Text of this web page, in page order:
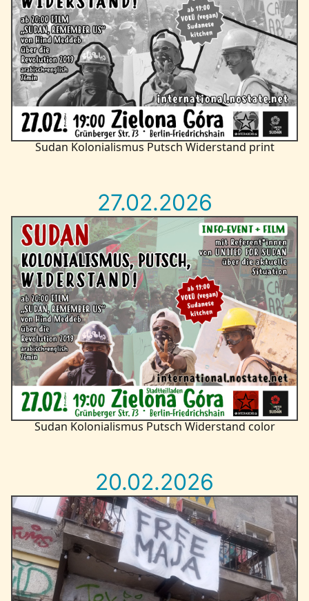
Sudan Kolonialismus Putsch Widerstand print
27.02.2026
Sudan Kolonialismus Putsch Widerstand color
20.02.2026